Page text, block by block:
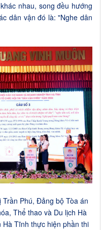
nhau, song đều hướng
dân vận đó là: "Nghe dân
Phú, Đảng bộ Tòa án
Thể thao và Du lịch Hà
Tĩnh thực hiện phần thi